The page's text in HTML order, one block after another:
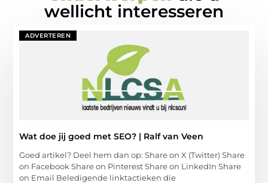
wellicht interesseren
ADVERTEREN
Wat doe jij goed met SEO? | Ralf van Veen
Goed artikel? Deel hem dan op: Share on X (Twitter) Share
on Facebook Share on Pinterest Share on LinkedIn Share
on Email Beledigende linktactieken die